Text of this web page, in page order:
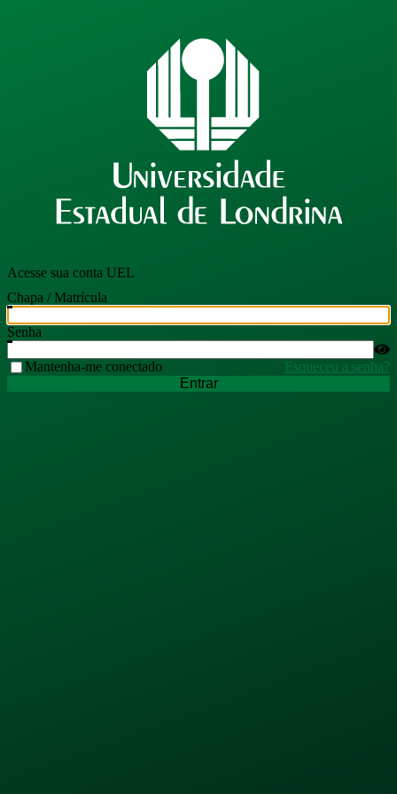
Acesse sua conta UEL
Chapa / Matrícula
Senha
Mantenha-me conectado
Esqueceu a senha?
Entrar